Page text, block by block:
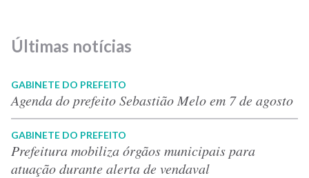
Últimas notícias
GABINETE DO PREFEITO
Agenda do prefeito Sebastião Melo em 7 de agosto
GABINETE DO PREFEITO
Prefeitura mobiliza órgãos municipais para
atuação durante alerta de vendaval